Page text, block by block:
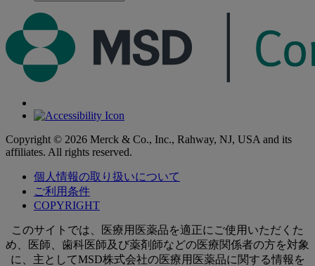
Copyright © 2026 Merck & Co., Inc., Rahway, NJ, USA and its
affiliates. All rights reserved.
個人情報の取り扱いについて
ご利用条件
COPYRIGHT
このサイトでは、医療用医薬品を適正にご使用いただくた
め、医師、歯科医師及び薬剤師などの医療関係者の方を対象
に、主としてMSD株式会社の医療用医薬品に関する情報を